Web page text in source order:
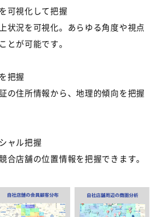
可視化して把握
状況を可視化。あらゆる角度や視点
とが可能です。
把握
の住所情報から、地理的傾向を把握
ャル把握
合店舗の位置情報を把握できます。